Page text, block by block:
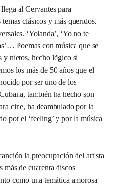
al Cervantes para
clásicos y más queridos,
‘Yolanda’, ‘Yo no te
Poemas con música que se
y nietos, hecho lógico si
los más de 50 años que el
por ser uno de los
también ha hecho son
cine, ha deambulado por la
por el ‘feeling’ y por la música
la preocupación del artista
más de cuarenta discos
como una temática amorosa